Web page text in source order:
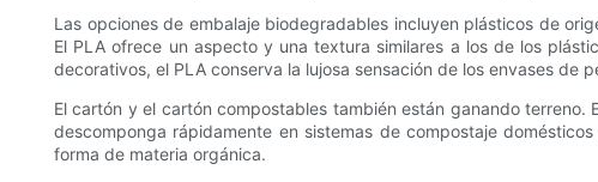
Las opciones de embalaje biodegradables incluyen plásticos de
El PLA ofrece un aspecto y una textura similares a los de los
decorativos, el PLA conserva la lujosa sensación de los envases de
El cartón y el cartón compostables también están ganando
descomponga rápidamente en sistemas de compostaje
forma de materia orgánica.